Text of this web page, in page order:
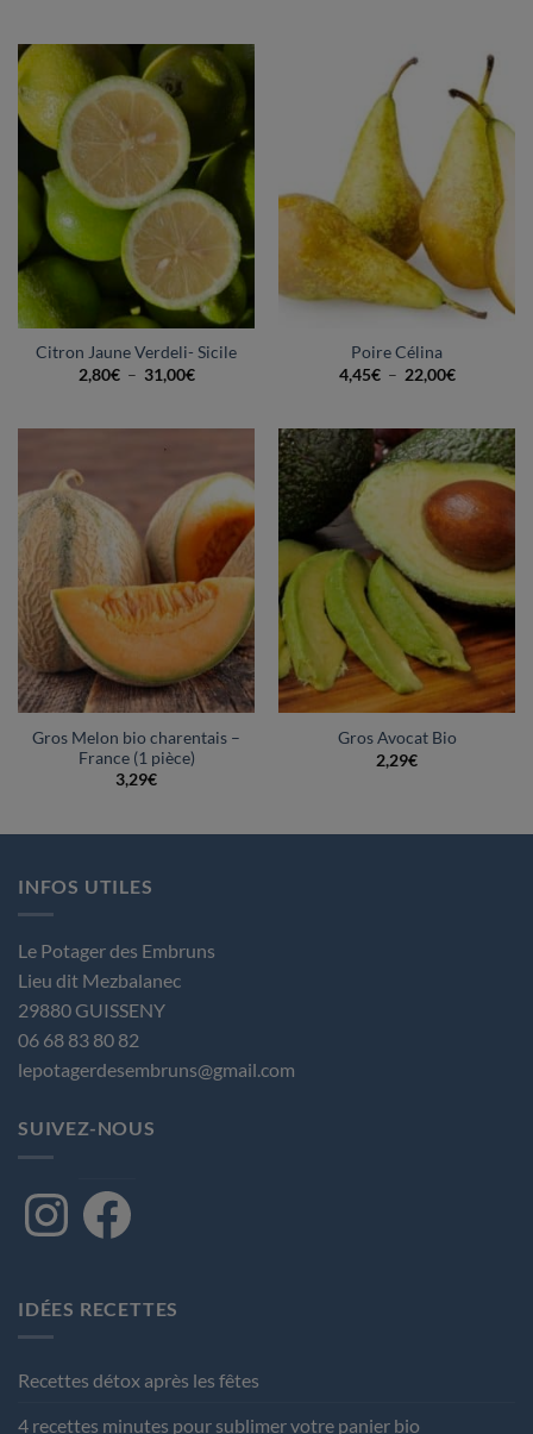
26,00€
22,00€
Citron Jaune Verdeli- Sicile
2,80€ – 31,00€Plage
Poire Célina
4,45€ – 22,00€Plage
à
22,00€
Gros Melon bio charentais –
France (1 pièce)
3,29€
Gros Avocat Bio
2,29€
INFOS UTILES
Le Potager des Embruns
Lieu dit Mezbalanec
29880 GUISSENY
06 68 83 80 82
lepotagerdesembruns@gmail.com
SUIVEZ-NOUS
InstagramFacebook
IDÉES RECETTES
Recettes détox après les fêtes
4 recettes minutes pour sublimer votre panier bio